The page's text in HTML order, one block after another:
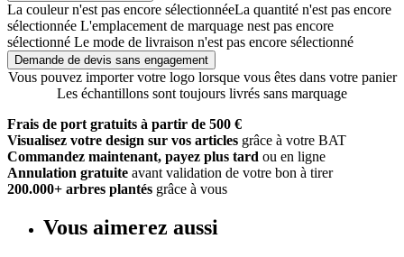
La couleur n'est pas encore sélectionnéeLa quantité n'est pas encore
sélectionnée L'emplacement de marquage nest pas encore
sélectionné Le mode de livraison n'est pas encore sélectionné
Demande de devis sans engagement
Vous pouvez importer votre logo lorsque vous êtes dans votre panier
Les échantillons sont toujours livrés sans marquage
Frais de port gratuits à partir de 500 €
Visualisez votre design sur vos articles grâce à votre BAT
Commandez maintenant, payez plus tard ou en ligne
Annulation gratuite avant validation de votre bon à tirer
200.000+ arbres plantés grâce à vous
Vous aimerez aussi